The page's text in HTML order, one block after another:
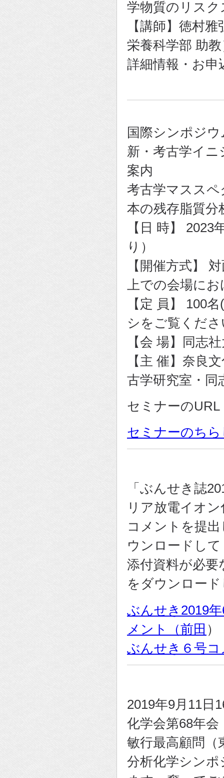
学物質のリス
【講師】徳村
栄養科学部 助
詳細情報・お申
国際シンポジ
新・考古学イ
案内
考古学マスス
本の残存脂質
【日 時】
り）
【開催方式】
上での会場に
【定 員】 100
シをご覧くだ
【会 場】同志
【主 催】奈良
古学研究室・同
セミナーの
セミナーのち
「ぶんせき誌
リア放電イオ
コメントを提
ウンロードし
添付資料が必
をダウンロー
ぶんせき2019
メント（前田 ）
ぶんせき６号
2019年9月11日
化学会第68年
敏行最高顧問（
分析化学シン